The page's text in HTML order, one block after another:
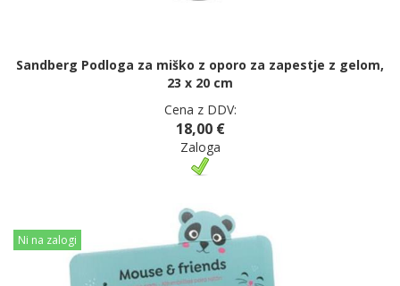
Sandberg Podloga za miško z oporo za zapestje z gelom,
23 x 20 cm
Cena z DDV:
18,00 €
Zaloga
Ni na zalogi